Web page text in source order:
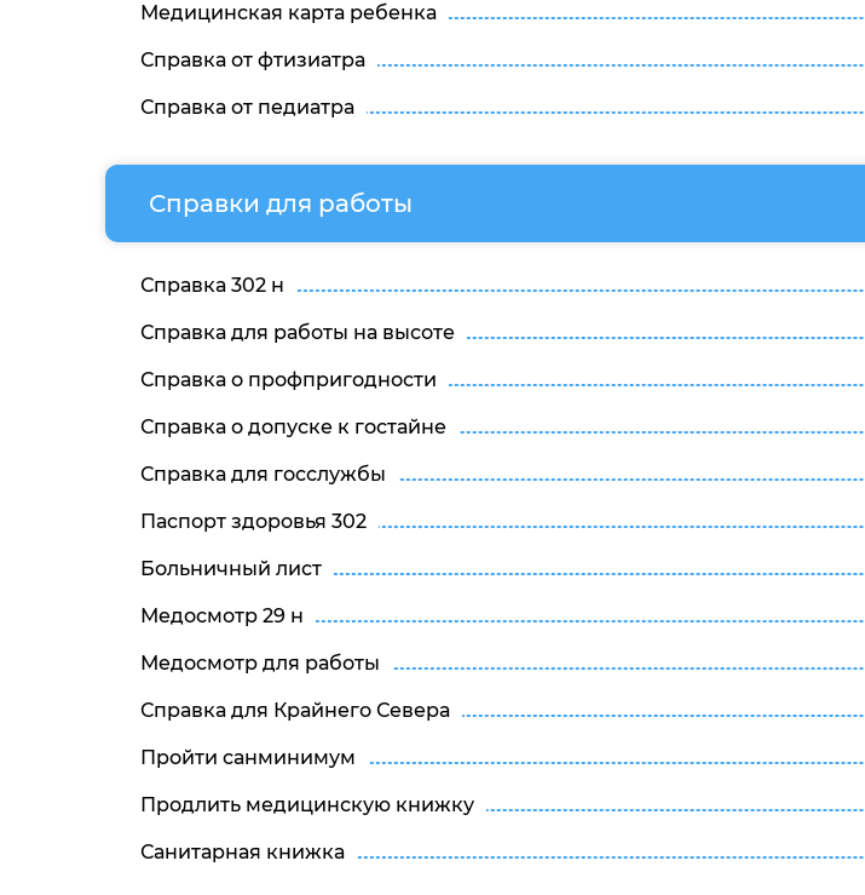
Медицинская карта ребенка
Справка от фтизиатра
Справка от педиатра
Справки для работы
Справка 302 н
Справка для работы на высоте
Справка о профпригодности
Справка о допуске к гостайне
Справка для госслужбы
Паспорт здоровья 302
Больничный лист
Медосмотр 29 н
Медосмотр для работы
Справка для Крайнего Севера
Пройти санминимум
Продлить медицинскую книжку
Санитарная книжка